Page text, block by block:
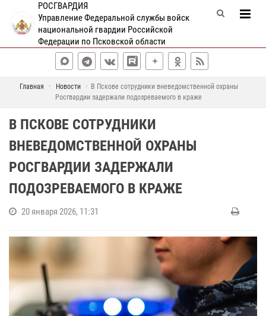
РОСГВАРДИЯ
Управление Федеральной службы войск
национальной гвардии Российской
Федерации по Псковской области
Главная Новости
В Пскове сотрудники вневедомственной охраны
Росгвардии задержали подозреваемого в краже
В ПСКОВЕ СОТРУДНИКИ
ВНЕВЕДОМСТВЕННОЙ ОХРАНЫ
РОСГВАРДИИ ЗАДЕРЖАЛИ
ПОДОЗРЕВАЕМОГО В КРАЖЕ
20 января 2026, 11:31